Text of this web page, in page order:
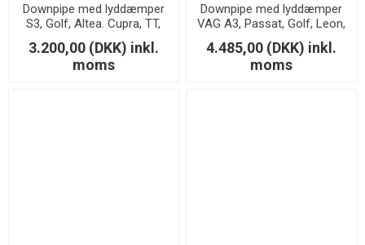
Downpipe med lyddæmper
S3, Golf, Altea. Cupra, TT,
Passat, A3 2.0 TSi/TFSi
3.200,00 (DKK) inkl.
moms
Downpipe med lyddæmper
VAG A3, Passat, Golf, Leon,
Superb, Octavia 1.8/2.0
TSI/TFSI
4.485,00 (DKK) inkl.
moms